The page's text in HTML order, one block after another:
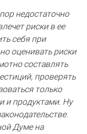
недостаточно
риски в ее
себя при
оценивать риски
составлять
проверять
только
и продуктами. Ну
Думе на